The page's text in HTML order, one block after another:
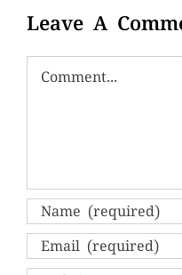
Leave A
Comment